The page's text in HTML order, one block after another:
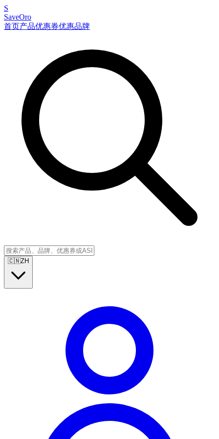
S
SaveOro
首页产品优惠券优惠品牌
🇨🇳ZH